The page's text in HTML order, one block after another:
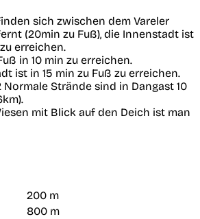
sich zwischen dem Vareler
(20min zu Fuß), die Innenstadt ist
erreichen.
in 10 min zu erreichen.
ist in 15 min zu Fuß zu erreichen.
Normale Strände sind in Dangast 10
mit Blick auf den Deich ist man
200 m
800 m